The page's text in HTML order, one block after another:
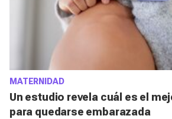
MATERNIDAD
Un estudio revela cuál es el
para quedarse embarazada